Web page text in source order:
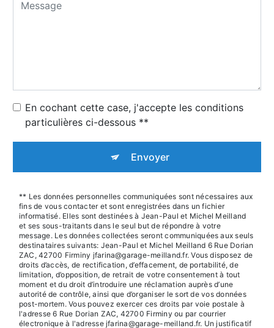
En cochant cette case, j'accepte les conditions
particulières ci-dessous **
Envoyer
** Les données personnelles communiquées sont nécessaires aux
fins de vous contacter et sont enregistrées dans un fichier
informatisé. Elles sont destinées à Jean-Paul et Michel Meilland
et ses sous-traitants dans le seul but de répondre à votre
message. Les données collectées seront communiquées aux seuls
destinataires suivants: Jean-Paul et Michel Meilland 6 Rue Dorian
ZAC, 42700 Firminy jfarina@garage-meilland.fr. Vous disposez de
droits d’accès, de rectification, d’effacement, de portabilité, de
limitation, d’opposition, de retrait de votre consentement à tout
moment et du droit d’introduire une réclamation auprès d’une
autorité de contrôle, ainsi que d’organiser le sort de vos données
post-mortem. Vous pouvez exercer ces droits par voie postale à
l'adresse 6 Rue Dorian ZAC, 42700 Firminy ou par courrier
électronique à l'adresse jfarina@garage-meilland.fr. Un justificatif